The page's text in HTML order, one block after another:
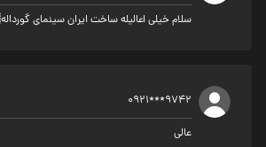
سلام خيلي اعالیله ساخت ایران سینمای گورداله🇮🇷
0921***9742
عالی